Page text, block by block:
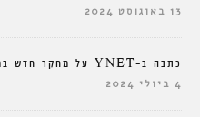
13 באוגוסט 2024
כתבה ב-YNET על מחקר חדש במעבדה העוסק בהצללה בעיר
4 ביולי 2024